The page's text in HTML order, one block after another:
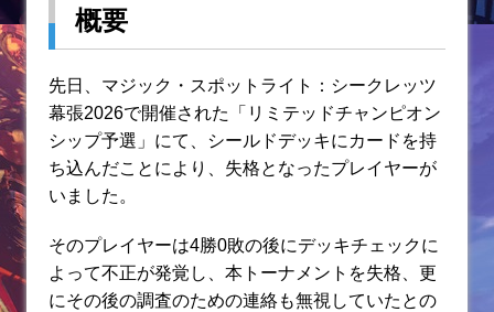
概要
先日、マジック・スポットライト：シークレッツ
幕張2026で開催された「リミテッドチャンピオン
シップ予選」にて、シールドデッキにカードを持
ち込んだことにより、失格となったプレイヤーが
いました。
そのプレイヤーは4勝0敗の後にデッキチェックに
よって不正が発覚し、本トーナメントを失格、更
にその後の調査のための連絡も無視していたとの